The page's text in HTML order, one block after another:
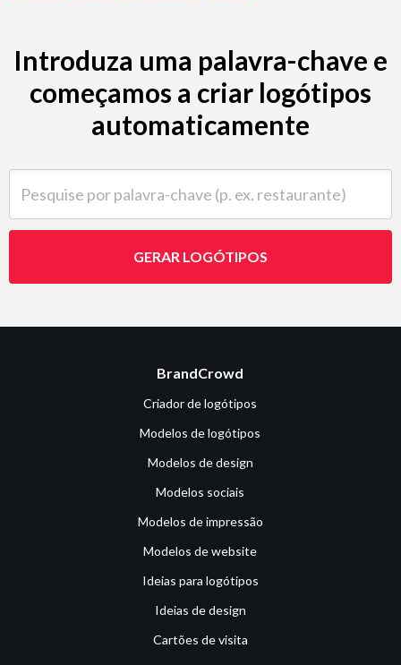
Introduza uma palavra-chave e
começamos a criar logótipos
automaticamente
GERAR LOGÓTIPOS
BrandCrowd
Criador de logótipos
Modelos de logótipos
Modelos de design
Modelos sociais
Modelos de impressão
Modelos de website
Ideias para logótipos
Ideias de design
Cartões de visita